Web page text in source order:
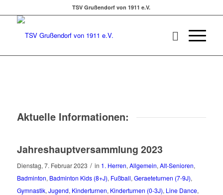
TSV Grußendorf von 1911 e.V.
Aktuelle Informationen:
Jahreshauptversammlung 2023
Dienstag, 7. Februar 2023 / in 1. Herren, Allgemein, Alt-Senioren,
Badminton, Badminton Kids (8+J), Fußball, Geraeteturnen (7-9J),
Gymnastik, Jugend, Kinderturnen, Kinderturnen (0-3J), Line Dance,